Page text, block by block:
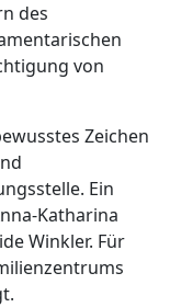
des
von
Zeichen
Ein
Katharina
Winkler. Für